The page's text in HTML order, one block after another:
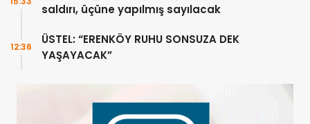
saldırı, üçüne yapılmış sayılacak
ÜSTEL: “ERENKÖY RUHU SONSUZA DEK
YAŞAYACAK”
12:36